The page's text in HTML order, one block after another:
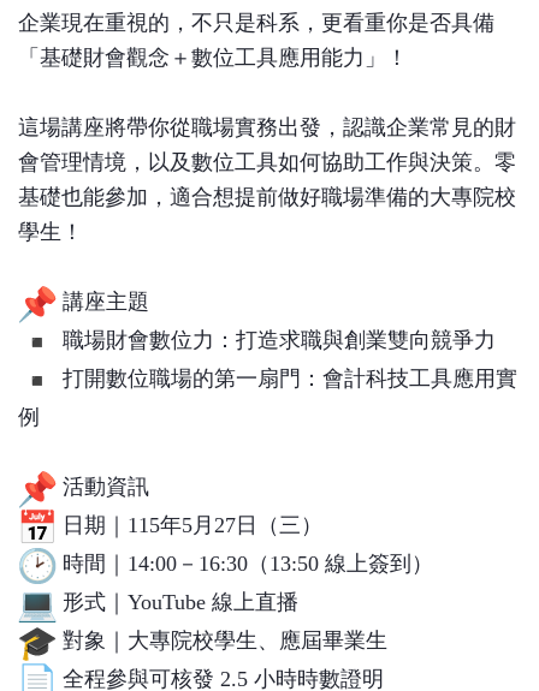
企業現在重視的，不只是科系，更看重你是否具備
「基礎財會觀念＋數位工具應用能力」！
這場講座將帶你從職場實務出發，認識企業常見的財
會管理情境，以及數位工具如何協助工作與決策。零
基礎也能參加，適合想提前做好職場準備的大專院校
學生！
講座主題
職場財會數位力：打造求職與創業雙向競爭力
打開數位職場的第一扇門：會計科技工具應用實
例
活動資訊
日期｜115年5月27日（三）
時間｜14:00－16:30（13:50 線上簽到）
形式｜YouTube 線上直播
對象｜大專院校學生、應屆畢業生
全程參與可核發 2.5 小時時數證明